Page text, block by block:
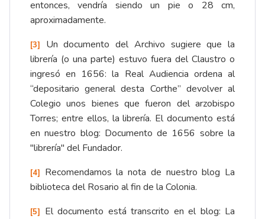
entonces, vendría siendo un pie o 28 cm,
aproximadamente.
[3]
Un documento del Archivo sugiere que la
librería (o una parte) estuvo fuera del Claustro o
ingresó en 1656: la Real Audiencia ordena al
“depositario general desta Corthe” devolver al
Colegio unos bienes que fueron del arzobispo
Torres; entre ellos, la librería. El documento está
en nuestro blog: Documento de 1656 sobre la
"librería" del Fundador.
[4] Recomendamos la nota de nuestro blog La
biblioteca del Rosario al fin de la Colonia.
[5] El documento está transcrito en el blog: La